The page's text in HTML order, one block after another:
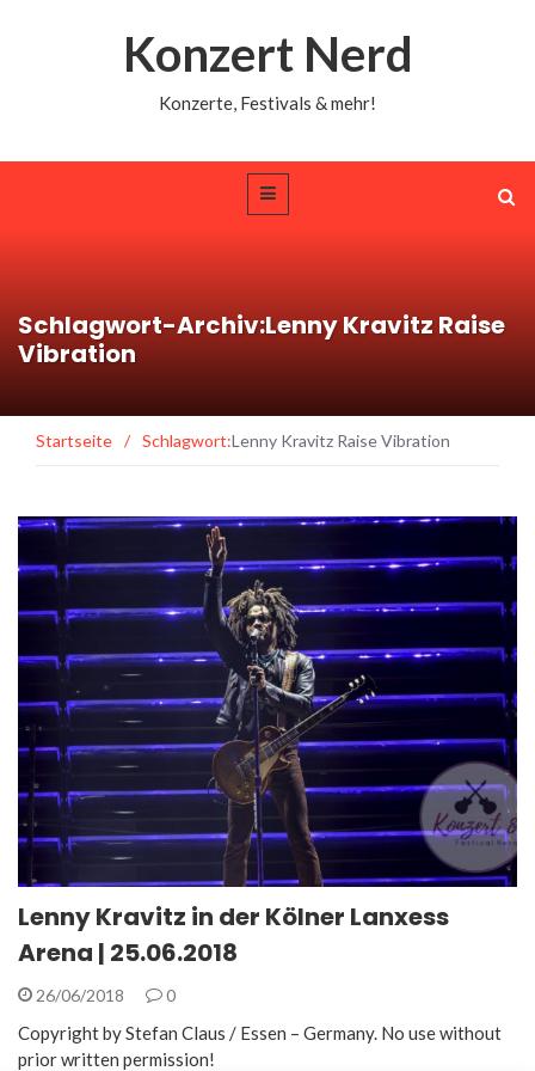
Konzert Nerd
Konzerte, Festivals & mehr!
Schlagwort-Archiv:Lenny Kravitz Raise
Vibration
Startseite / Schlagwort:Lenny Kravitz Raise Vibration
Lenny Kravitz in der Kölner Lanxess
Arena | 25.06.2018
26/06/2018 0
Copyright by Stefan Claus / Essen – Germany. No use without
prior written permission!